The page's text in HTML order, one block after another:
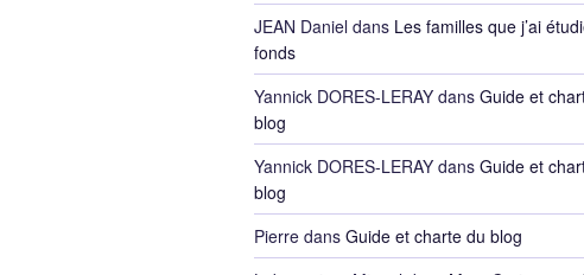
JEAN Daniel dans Les familles que j’ai
fonds
Yannick DORES-LERAY dans Guide et
blog
Yannick DORES-LERAY dans Guide et
blog
Pierre dans Guide et charte du blog